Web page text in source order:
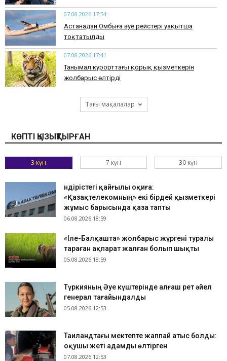
07.08.2026 17:54
Астанадан Омбыға әуе рейстері уақытша
тоқтатылды
07.08.2026 17:41
​Танымал курорттағы қорық қызметкерін
жолбарыс өлтірді
Тағы мақалалар
КӨПТІ ҚЫЗЫҚТЫРҒАН
3 күн 7 күн 30 күн
Өндірістегі қайғылы оқиға:
«Қазақтелекомның» екі бірдей қызметкері
жұмыс барысында қаза тапты
06.08.2026 18:59
«Іле-Балқашта» жолбарыс жүргені туралы
тараған ақпарат жалған болып шықты
05.08.2026 18:59
Түркияның Әуе күштерінде алғаш рет әйел
генерал тағайындалды
05.08.2026 12:53
Таиландтағы мектепте жаппай атыс болды:
оқушы жеті адамды өлтірген
07.08.2026 12:53